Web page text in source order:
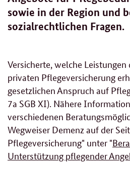
sowie in der Region und
sozialrechtlichen Fragen.
Versicherte, welche
privaten Pflegeversicherung
gesetzlichen Anspruch auf
7a SGB XI). Nähere
verschiedenen
Wegweiser Demenz auf der
Pflegeversicherung" unter "
Unterstützung pflegender